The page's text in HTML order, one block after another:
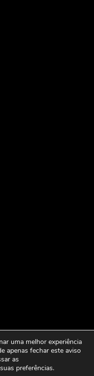
uma melhor experiência
apenas fechar este aviso
as
preferências.